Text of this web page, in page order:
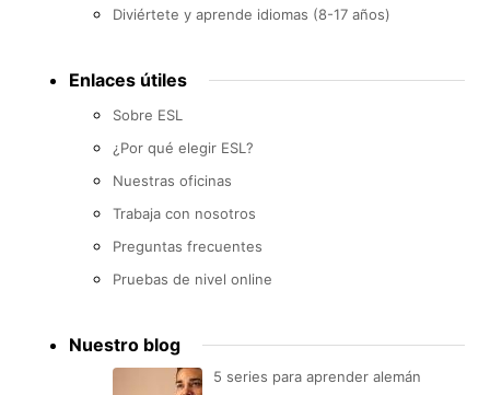
Diviértete y aprende idiomas (8-17 años)
Enlaces útiles
Sobre ESL
¿Por qué elegir ESL?
Nuestras oficinas
Trabaja con nosotros
Preguntas frecuentes
Pruebas de nivel online
Nuestro blog
5 series para aprender alemán